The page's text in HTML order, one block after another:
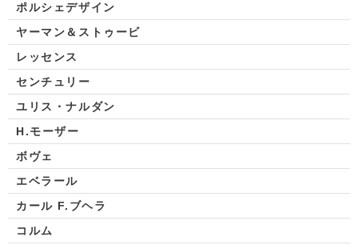
ポルシェデザイン
ヤーマン＆ストゥービ
レッセンス
センチュリー
ユリス・ナルダン
H.モーザー
ボヴェ
エベラール
カール F.ブヘラ
コルム